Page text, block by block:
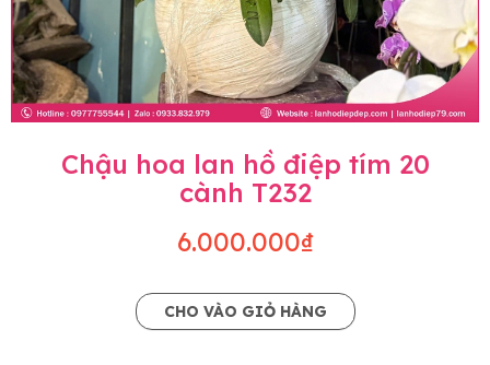
Chậu hoa lan hồ điệp tím 20
cành T232
6.000.000₫
CHO VÀO GIỎ HÀNG